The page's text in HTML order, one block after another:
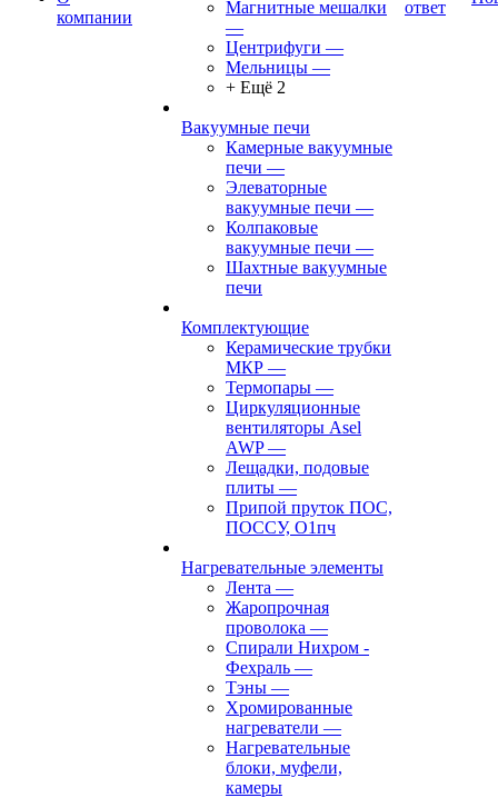
компании
Магнитные мешалки
—
Центрифуги —
Мельницы —
+ Ещё 2
Вакуумные печи
Камерные вакуумные
печи —
Элеваторные
вакуумные печи —
Колпаковые
вакуумные печи —
Шахтные вакуумные
печи
Комплектующие
Керамические трубки
МКР —
Термопары —
Циркуляционные
вентиляторы Asel
AWP—
Лещадки, подовые
плиты —
Припой пруток ПОС,
ПОССУ, О1пч
Нагревательные элементы
Лента —
Жаропрочная
проволока —
Спирали Нихром -
Фехраль —
Тэны —
Хромированные
нагреватели —
Нагревательные
блоки, муфели,
камеры
ответ